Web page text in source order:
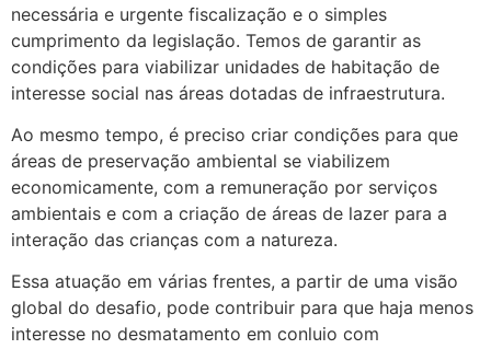
necessária e urgente fiscalização e o simples
cumprimento da legislação. Temos de garantir as
condições para viabilizar unidades de habitação de
interesse social nas áreas dotadas de infraestrutura.
Ao mesmo tempo, é preciso criar condições para que
áreas de preservação ambiental se viabilizem
economicamente, com a remuneração por serviços
ambientais e com a criação de áreas de lazer para a
interação das crianças com a natureza.
Essa atuação em várias frentes, a partir de uma visão
global do desafio, pode contribuir para que haja menos
interesse no desmatamento em conluio com